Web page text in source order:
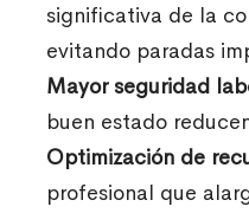
significativa de la
evitando paradas
Mayor seguridad
buen estado
Optimización de
profesional que